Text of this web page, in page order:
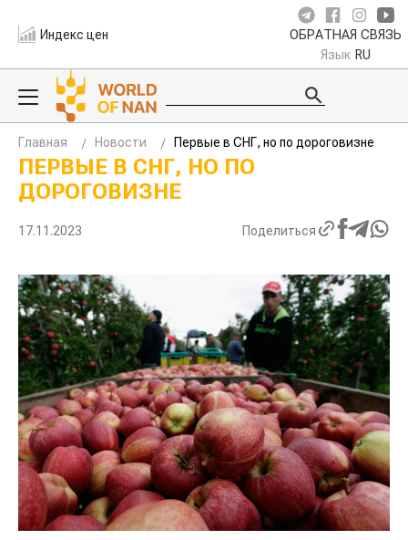
Индекс цен ОБРАТНАЯ СВЯЗЬ
Язык RU
Главная Новости Первые в СНГ, но по дороговизне
ПЕРВЫЕ В СНГ, НО ПО
ДОРОГОВИЗНЕ
17.11.2023 Поделиться